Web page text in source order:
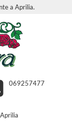
a Aprilia.
069257477